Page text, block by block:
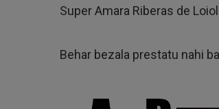
Super Amara Riberas de
Behar bezala prestatu nahi